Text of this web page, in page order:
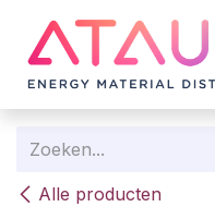
Alle producten